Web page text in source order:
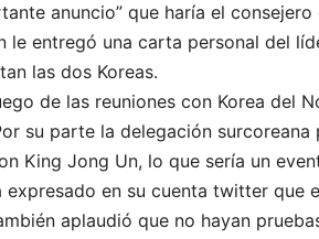
anuncio” que haría el
le entregó una carta personal del
las dos Koreas.
de las reuniones con Korea del
su parte la delegación
King Jong Un, lo que sería un
en su cuenta twitter que
aplaudió que no hayan